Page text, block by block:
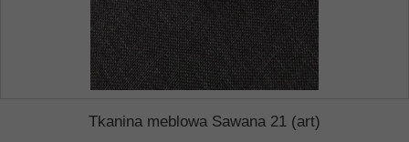
Tkanina meblowa Sawana 21 (art)